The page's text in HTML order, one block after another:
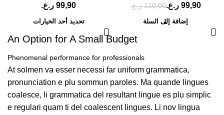
110,00 ر.ع. 99,90 ر.ع.
إضافة إلى السلة
ر.ع.
تحديد أحد الخيارات
An Option for A Small Budget
Phenomenal performance for professionals
At solmen va esser necessi far uniform grammatica,
pronunciation e plu sommun paroles. Ma quande lingues
coalesce, li grammatica del resultant lingue es plu simplic
e regulari quam ti del coalescent lingues. Li nov lingua